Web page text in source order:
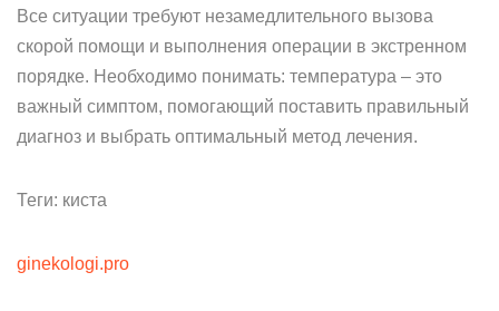
Все ситуации требуют незамедлительного вызова
скорой помощи и выполнения операции в экстренном
порядке. Необходимо понимать: температура – это
важный симптом, помогающий поставить правильный
диагноз и выбрать оптимальный метод лечения.
Теги: киста
ginekologi.pro